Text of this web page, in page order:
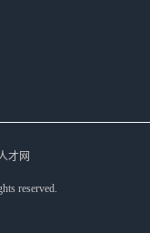
才网
reserved.